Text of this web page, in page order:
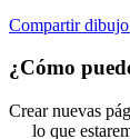
Compartir
¿Cómo
Crear nuevas
lo que